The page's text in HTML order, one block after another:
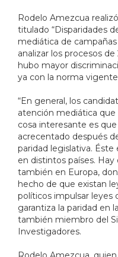
Rodelo Amezcua
titulado “Disparidades
mediática de campañas
analizar los procesos
hubo mayor
ya con la norma
“En general, los
atención mediática que
cosa interesante es
acrecentado después
paridad legislativa.
en distintos países.
también en Europa,
hecho de que existan
políticos impulsar leyes
garantiza la paridad en
también miembro del
Investigadores.